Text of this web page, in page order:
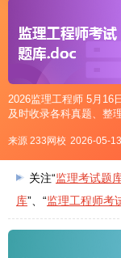
2026监理工程师 5月16
及时收录各科真题、整
233网校全程陪考直播从
来源 233网校 2026-05-13
关注“监理考试题
库”、“监理工程师考